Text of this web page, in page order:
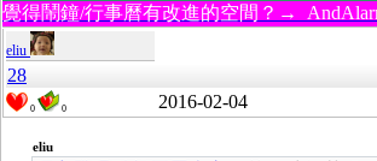
覺得鬧鐘/行事曆有改進的空間？→
eliu
28
0 0 2016-02-04
eliu